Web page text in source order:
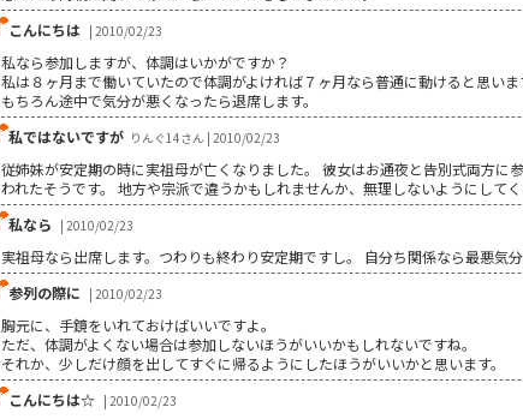
こんにちは | 2010/02/23
私なら参加しますが、体調はいかがですか？
私は８ヶ月まで働いていたので体調がよければ７ヶ月なら普通に動けると思いま
もちろん途中で気分が悪くなったら退席します。
私ではないですが りんぐ14さん | 2010/02/23
従姉妹が安定期の時に実祖母が亡くなりました。 彼女はお通夜と告別式両方
われたそうです。 地方や宗派で違うかもしれませんか、無理しないようにしてく
私なら | 2010/02/23
実祖母なら出席します。つわりも終わり安定期ですし。 自分ち関係なら最悪気
参列の際に | 2010/02/23
胸元に、手鏡をいれておけばいいですよ。
ただ、体調がよくない場合は参加しないほうがいいかもしれないですね。
それか、少しだけ顔を出してすぐに帰るようにしたほうがいいかと思います。
こんにちは☆ | 2010/02/23